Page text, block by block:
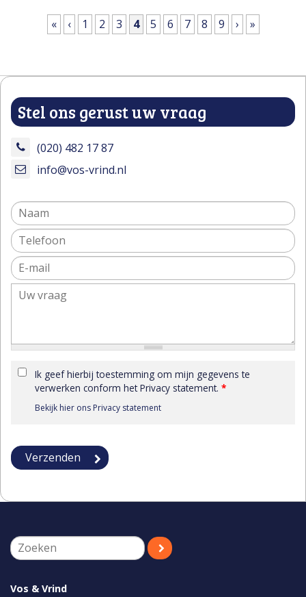
Pagina's
« ‹ 1 2 3 4 5 6 7 8 9 › »
Stel ons gerust uw vraag
(020) 482 17 87
info@vos-vrind.nl
Ik geef hierbij toestemming om mijn gegevens te
verwerken conform het Privacy statement. *
Bekijk hier ons Privacy statement
Vos & Vrind